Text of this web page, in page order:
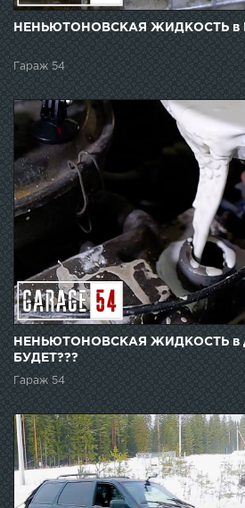
НЕНЬЮТОНОВСКАЯ ЖИДКОСТЬ в
Гараж 54
НЕНЬЮТОНОВСКАЯ ЖИДКОСТЬ в
БУДЕТ???
Гараж 54